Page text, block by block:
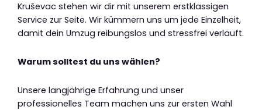
Kruševac stehen wir dir mit unserem erstklassigen
Service zur Seite. Wir kümmern uns um jede Einzelheit,
damit dein Umzug reibungslos und stressfrei verläuft.
Warum solltest du uns wählen?
Unsere langjährige Erfahrung und unser
professionelles Team machen uns zur ersten Wahl